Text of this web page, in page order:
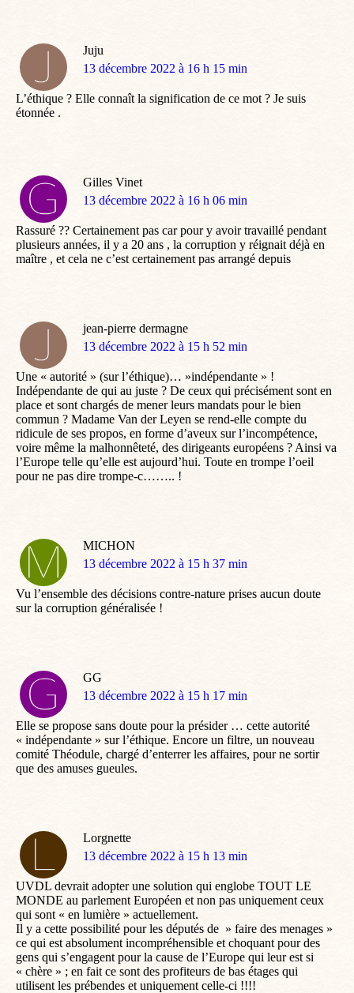
Juju
dit
13 décembre 2022 à 16 h 15 min
L’éthique ? Elle connaît la signification de ce mot ? Je suis
étonnée .
Gilles Vinet
dit
13 décembre 2022 à 16 h 06 min
Rassuré ?? Certainement pas car pour y avoir travaillé pendant
plusieurs années, il y a 20 ans , la corruption y réignait déjà en
maître , et cela ne c’est certainement pas arrangé depuis
jean-pierre dermagne
dit
13 décembre 2022 à 15 h 52 min
Une « autorité » (sur l’éthique)… »indépendante » !
Indépendante de qui au juste ? De ceux qui précisément sont en
place et sont chargés de mener leurs mandats pour le bien
commun ? Madame Van der Leyen se rend-elle compte du
ridicule de ses propos, en forme d’aveux sur l’incompétence,
voire même la malhonnêteté, des dirigeants européens ? Ainsi va
l’Europe telle qu’elle est aujourd’hui. Toute en trompe l’oeil
pour ne pas dire trompe-c…….. !
MICHON
dit
13 décembre 2022 à 15 h 37 min
Vu l’ensemble des décisions contre-nature prises aucun doute
sur la corruption généralisée !
GG
dit
13 décembre 2022 à 15 h 17 min
Elle se propose sans doute pour la présider … cette autorité
« indépendante » sur l’éthique. Encore un filtre, un nouveau
comité Théodule, chargé d’enterrer les affaires, pour ne sortir
que des amuses gueules.
Lorgnette
dit
13 décembre 2022 à 15 h 13 min
UVDL devrait adopter une solution qui englobe TOUT LE
MONDE au parlement Européen et non pas uniquement ceux
qui sont « en lumière » actuellement.
Il y a cette possibilité pour les députés de » faire des menages »
ce qui est absolument incompréhensible et choquant pour des
gens qui s’engagent pour la cause de l’Europe qui leur est si
« chère » ; en fait ce sont des profiteurs de bas étages qui
utilisent les prébendes et uniquement celle-ci !!!!